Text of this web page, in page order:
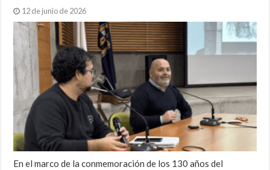
12 de junio de 2026
En el marco de la conmemoración de los 130 años del